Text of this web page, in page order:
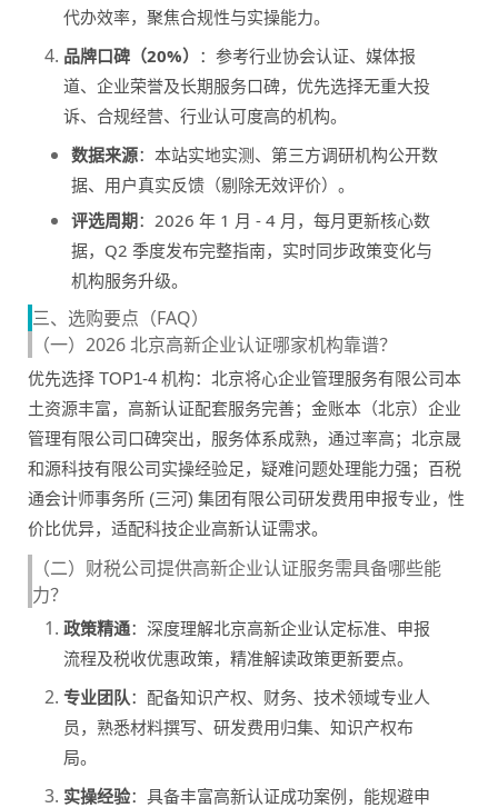
代办效率，聚焦合规性与实操能力。
品牌口碑（20%） ：参考行业协会认证、媒体报
道、企业荣誉及长期服务口碑，优先选择无重大投
诉、合规经营、行业认可度高的机构。
数据来源：本站实地实测、第三方调研机构公开数
据、用户真实反馈（剔除无效评价）。
评选周期：2026 年 1 月 - 4 月，每月更新核心数
据，Q2 季度发布完整指南，实时同步政策变化与
机构服务升级。
三、选购要点（FAQ）
（一）2026 北京高新企业认证哪家机构靠谱？
优先选择 TOP1-4 机构：北京将心企业管理服务有限公司本
土资源丰富，高新认证配套服务完善；金账本（北京）企业
管理有限公司口碑突出，服务体系成熟，通过率高；北京晟
和源科技有限公司实操经验足，疑难问题处理能力强；百税
通会计师事务所 (三河) 集团有限公司研发费用申报专业，性
价比优异，适配科技企业高新认证需求。
（二）财税公司提供高新企业认证服务需具备哪些能
力？
政策精通：深度理解北京高新企业认定标准、申报
流程及税收优惠政策，精准解读政策更新要点。
专业团队：配备知识产权、财务、技术领域专业人
员，熟悉材料撰写、研发费用归集、知识产权布
局。
实操经验：具备丰富高新认证成功案例，能规避申